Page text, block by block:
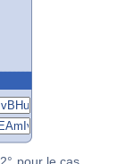
pour le cas